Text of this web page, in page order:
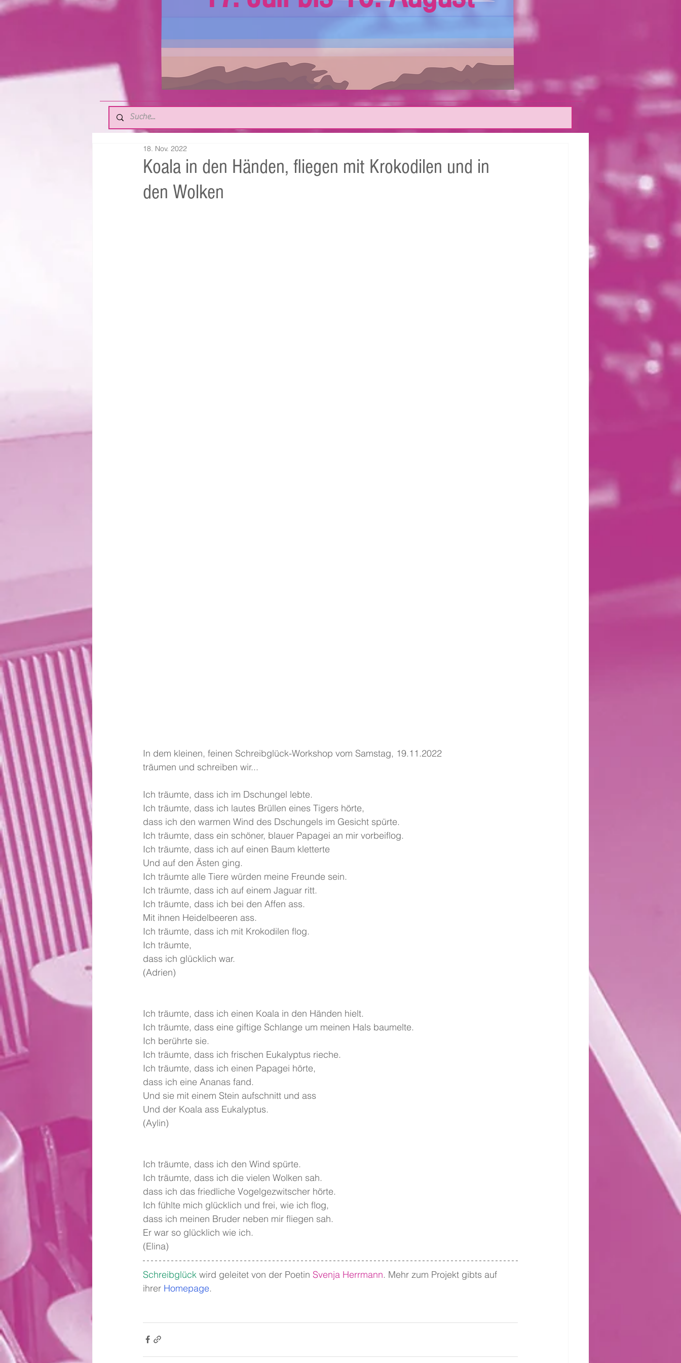
Koala in den Händen, fliegen mit Krokodilen und in
den Wolken
18. Nov. 2022
In dem kleinen, feinen Schreibglück-Workshop vom Samstag, 19.11.2022
träumen und schreiben wir...
Ich träumte, dass ich im Dschungel lebte.
Ich träumte, dass ich lautes Brüllen eines Tigers hörte,
dass ich den warmen Wind des Dschungels im Gesicht spürte.
Ich träumte, dass ein schöner, blauer Papagei an mir vorbeiflog.
Ich träumte, dass ich auf einen Baum kletterte
Und auf den Ästen ging.
Ich träumte alle Tiere würden meine Freunde sein.
Ich träumte, dass ich auf einem Jaguar ritt.
Ich träumte, dass ich bei den Affen ass.
Mit ihnen Heidelbeeren ass.
Ich träumte, dass ich mit Krokodilen flog.
Ich träumte,
dass ich glücklich war.
(Adrien)
Ich träumte, dass ich einen Koala in den Händen hielt.
Ich träumte, dass eine giftige Schlange um meinen Hals baumelte.
Ich berührte sie.
Ich träumte, dass ich frischen Eukalyptus rieche.
Ich träumte, dass ich einen Papagei hörte,
dass ich eine Ananas fand.
Und sie mit einem Stein aufschnitt und ass
Und der Koala ass Eukalyptus.
(Aylin)
Ich träumte, dass ich den Wind spürte.
Ich träumte, dass ich die vielen Wolken sah.
dass ich das friedliche Vogelgezwitscher hörte.
Ich fühlte mich glücklich und frei, wie ich flog,
dass ich meinen Bruder neben mir fliegen sah.
Er war so glücklich wie ich.
(Elina)
Schreibglück wird geleitet von der Poetin Svenja Herrmann. Mehr zum Projekt gibts auf
ihrer Homepage.